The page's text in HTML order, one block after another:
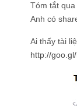
Tóm tắt
Anh có
Ai thấy tài
http://